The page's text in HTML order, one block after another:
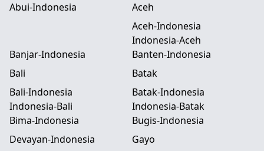
Abui-Indonesia
Aceh
Aceh-Indonesia
Indonesia-Aceh
Banjar-Indonesia
Banten-Indonesia
Bali
Bali-Indonesia
Indonesia-Bali
Batak
Batak-Indonesia
Indonesia-Batak
Bima-Indonesia
Bugis-Indonesia
Devayan-Indonesia
Gayo